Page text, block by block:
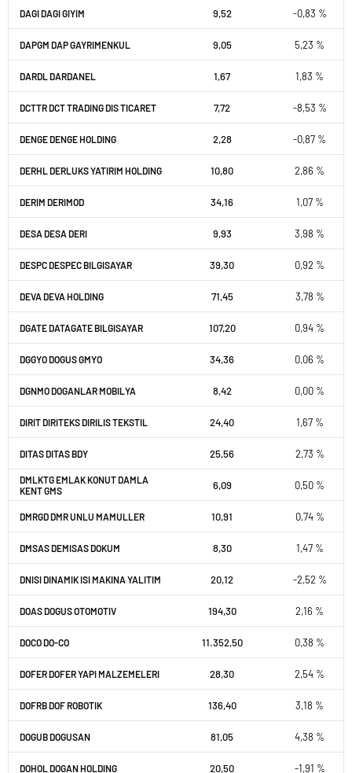
DAGI DAGI GIYIM 9,52 -0,83 %
DAPGM DAP GAYRIMENKUL 9,05 5,23 %
DARDL DARDANEL 1,67 1,83 %
DCTTR DCT TRADING DIS TICARET 7,72 -8,53 %
DENGE DENGE HOLDING 2,28 -0,87 %
DERHL DERLUKS YATIRIM HOLDING 10,80 2,86 %
DERIM DERIMOD 34,16 1,07 %
DESA DESA DERI 9,93 3,98 %
DESPC DESPEC BILGISAYAR 39,30 0,92 %
DEVA DEVA HOLDING 71,45 3,78 %
DGATE DATAGATE BILGISAYAR 107,20 0,94 %
DGGYO DOGUS GMYO 34,36 0,06 %
DGNMO DOGANLAR MOBILYA 8,42 0,00 %
DIRIT DIRITEKS DIRILIS TEKSTIL 24,40 1,67 %
DITAS DITAS BDY 25,56 2,73 %
DMLKTG EMLAK KONUT DAMLA
KENT GMS
6,09 0,50 %
DMRGD DMR UNLU MAMULLER 10,91 0,74 %
DMSAS DEMISAS DOKUM 8,30 1,47 %
DNISI DINAMIK ISI MAKINA YALITIM 20,12 -2,52 %
DOAS DOGUS OTOMOTIV 194,30 2,16 %
DOCO DO-CO 11.352,50 0,38 %
DOFER DOFER YAPI MALZEMELERI 28,30 2,54 %
DOFRB DOF ROBOTIK 136,40 3,18 %
DOGUB DOGUSAN 81,05 4,38 %
DOHOL DOGAN HOLDING 20,50 -1,91 %